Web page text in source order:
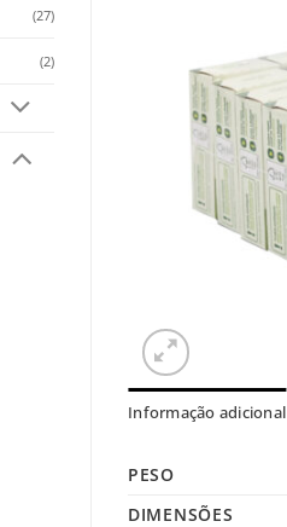
(27)
(2)
Informação adicional
PESO
DIMENSÕES